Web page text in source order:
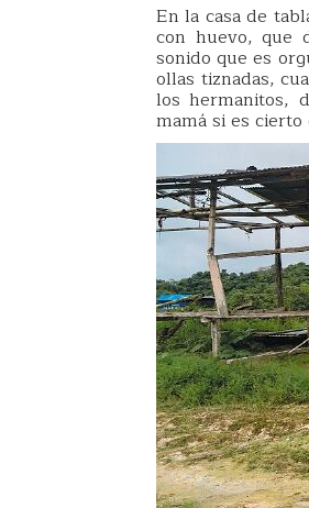
En la casa de
con huevo, que
sonido que es
ollas tiznadas,
los hermanitos,
mamá si es cierto